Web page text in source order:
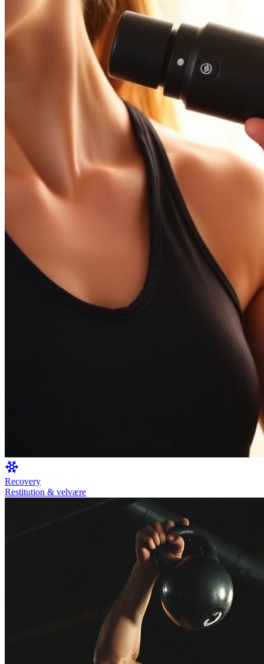
Recovery
Restitution & velvære